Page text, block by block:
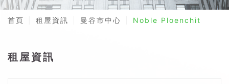
首頁 租屋資訊 曼谷市中心 Noble Ploenchit
租屋資訊